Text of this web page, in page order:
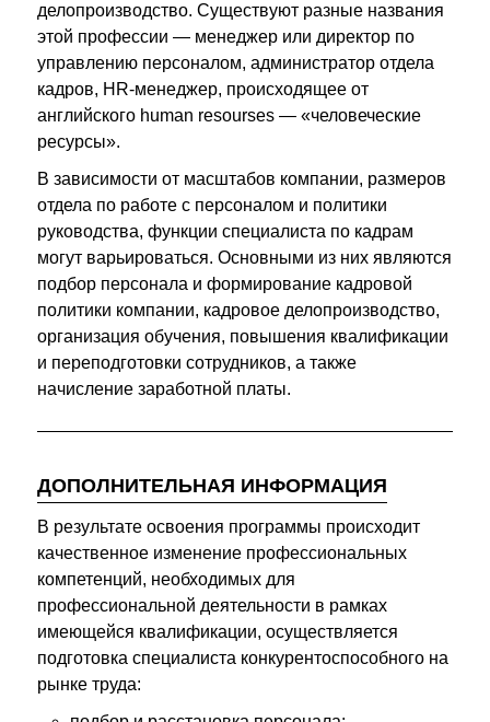
делопроизводство. Существуют разные названия
этой профессии — менеджер или директор по
управлению персоналом, администратор отдела
кадров, HR-менеджер, происходящее от
английского human resourses — «человеческие
ресурсы».
В зависимости от масштабов компании, размеров
отдела по работе с персоналом и политики
руководства, функции специалиста по кадрам
могут варьироваться. Основными из них являются
подбор персонала и формирование кадровой
политики компании, кадровое делопроизводство,
организация обучения, повышения квалификации
и переподготовки сотрудников, а также
начисление заработной платы.
ДОПОЛНИТЕЛЬНАЯ ИНФОРМАЦИЯ
В результате освоения программы происходит
качественное изменение профессиональных
компетенций, необходимых для
профессиональной деятельности в рамках
имеющейся квалификации, осуществляется
подготовка специалиста конкурентоспособного на
рынке труда: